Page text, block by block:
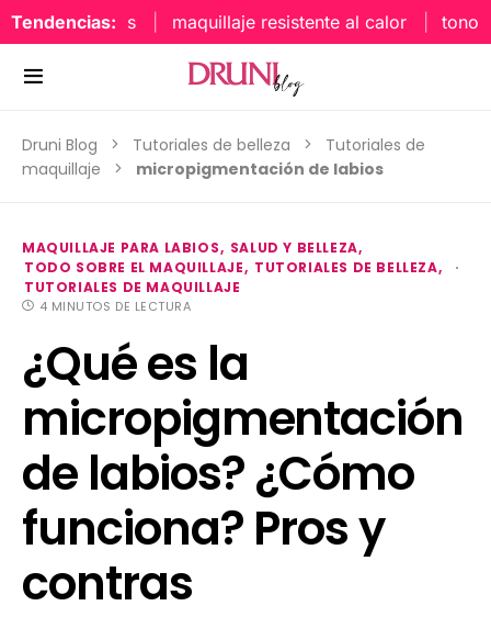
Tendencias: maquillaje resistente al calor tonos
Druni Blog Tutoriales de belleza
Tutoriales de
maquillaje
micropigmentación de labios
MAQUILLAJE PARA LABIOS
SALUD Y BELLEZA
TODO SOBRE EL MAQUILLAJE
TUTORIALES DE BELLEZA
TUTORIALES DE MAQUILLAJE
4 MINUTOS DE LECTURA
¿Qué es la
micropigmentación
de labios? ¿Cómo
funciona? Pros y
contras